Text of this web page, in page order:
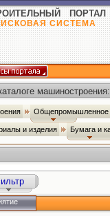
ПОРТАЛ
СИСТЕМА
машиностроения:
Общепромышленное
и изделия Бумага и